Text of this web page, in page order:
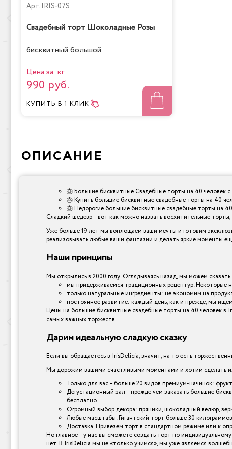
Арт. IRIS-07S
Свадебный торт Шоколадные Розы
бисквитный большой
Цена за кг
990 руб.
КУПИТЬ В 1 КЛИК
ОПИСАНИЕ
🎂 Большие бисквитные Свадебные торты на 40 человек
🎂 Купить большие бисквитные свадебные торты на 40
🎂 Недорогие большие бисквитные свадебные торты на
Сладкий шедевр – вот как можно назвать восхитительные
Уже больше 19 лет мы воплощаем ваши мечты и готовим
реализовывать любые ваши фантазии и делать яркие моменты
Наши принципы
Мы открылись в 2000 году. Оглядываясь назад, мы можем
мы придерживаемся традиционных рецептур. Некоторые
только натуральные ингредиенты: не экономим на
постоянное развитие: каждый день, как и прежде, мы
Цены на большие бисквитные свадебные торты на 40 человек в
самых важных торжеств.
Дарим идеальную сладкую сказку
Если вы обращаетесь в IrisDelicia, значит, на то есть
Мы дорожим вашими счастливыми моментами и хотим сделать
Только для вас – больше 20 видов премиум-начинок:
Дегустационный зал – прежде чем заказать большие
бесплатно.
Огромный выбор декора: пряники, шоколадный велюр,
Любые масштабы. Гигантский торт больше 30
Доставка. Привезем торт в стандартном режиме или к
Но главное – у нас вы сможете создать торт по
нет. В IrisDelicia мы не «только учимся», мы уже являемся